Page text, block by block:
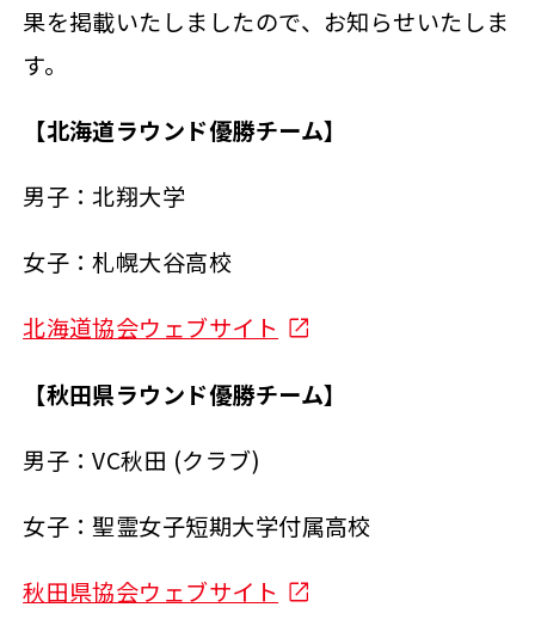
果を掲載いたしましたので、お知らせいたしま
す。
【北海道ラウンド優勝チーム】
男子：北翔大学
女子：札幌大谷高校
北海道協会ウェブサイト
【秋田県ラウンド優勝チーム】
男子：VC秋田 (クラブ)
女子：聖霊女子短期大学付属高校
秋田県協会ウェブサイト